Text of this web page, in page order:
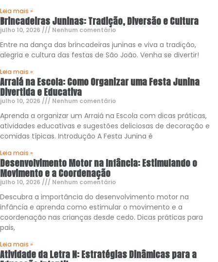
Leia mais »
Brincadeiras Juninas: Tradição, Diversão e Cultura
julho 10, 2026 Nenhum comentário
Entre na dança das brincadeiras juninas e viva a tradição,
alegria e cultura das festas de São João. Venha se divertir!
Leia mais »
Arraiá na Escola: Como Organizar uma Festa Junina
Divertida e Educativa
julho 10, 2026 Nenhum comentário
Aprenda a organizar um Arraiá na Escola com dicas práticas,
atividades educativas e sugestões deliciosas de decoração e
comidas típicas. Introdução A Festa Junina é
Leia mais »
Desenvolvimento Motor na Infância: Estimulando o
Movimento e a Coordenação
julho 10, 2026 Nenhum comentário
Descubra a importância do desenvolvimento motor na
infância e aprenda como estimular o movimento e a
coordenação nas crianças desde cedo. Dicas práticas para
pais,
Leia mais »
Atividade da Letra N: Estratégias Dinâmicas para a